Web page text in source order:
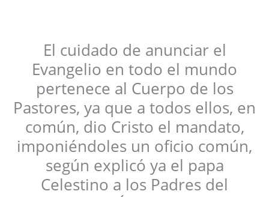
El cuidado de anunciar el
Evangelio en todo el mundo
pertenece al Cuerpo de los
Pastores, ya que a todos ellos, en
común, dio Cristo el mandato,
imponiéndoles un oficio común,
según explicó ya el papa
Celestino a los Padres del